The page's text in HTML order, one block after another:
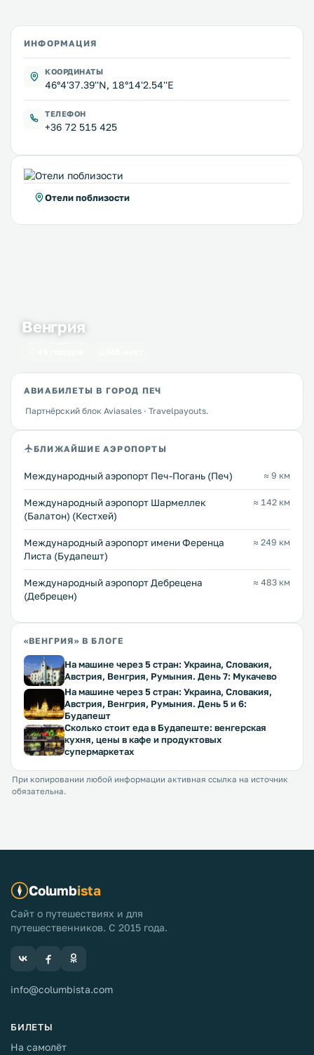
ИНФОРМАЦИЯ
КООРДИНАТЫ
46°4'37.39''N, 18°14'2.54''E
ТЕЛЕФОН
+36 72 515 425
Отели поблизости
Венгрия
АВИАБИЛЕТЫ В ГОРОД ПЕЧ
Партнёрский блок Aviasales · Travelpayouts.
БЛИЖАЙШИЕ АЭРОПОРТЫ
Международный аэропорт Печ-Погань (Печ) ≈ 9 км
Международный аэропорт Шармеллек
(Балатон) (Кестхей)
≈ 142 км
Международный аэропорт имени Ференца
Листа (Будапешт)
≈ 249 км
Международный аэропорт Дебрецена
(Дебрецен)
≈ 483 км
«ВЕНГРИЯ» В БЛОГЕ
На машине через 5 стран: Украина, Словакия,
Австрия, Венгрия, Румыния. День 7: Мукачево
На машине через 5 стран: Украина, Словакия,
Австрия, Венгрия, Румыния. День 5 и 6:
Будапешт
Сколько стоит еда в Будапеште: венгерская
кухня, цены в кафе и продуктовых
супермаркетах
При копировании любой информации активная ссылка на источник
обязательна.
Columbista
Сайт о путешествиях и для
путешественников. С 2015 года.
info@columbista.com
БИЛЕТЫ
На самолёт